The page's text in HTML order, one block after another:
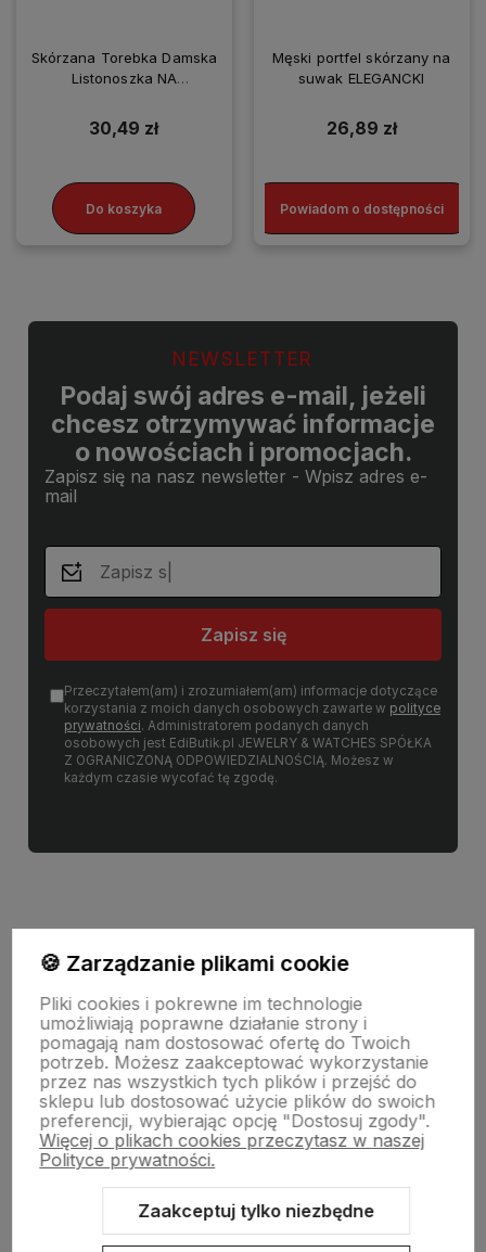
Skórzana Torebka Damska
Listonoszka NA
30,49 zł
Do koszyka
Męski portfel skórzany na
suwak ELEGANCKI
26,89 zł
Powiadom o dostępności
NEWSLETTER
Podaj swój adres e-mail, jeżeli
chcesz otrzymywać informacje
o nowościach i promocjach.
Zapisz się na nasz newsletter - Wpisz adres e-
mail
Zapisz się
Przeczytałem(am) i zrozumiałem(am) informacje dotyczące
korzystania z moich danych osobowych zawarte w polityce
prywatności. Administratorem podanych danych
osobowych jest EdiButik.pl JEWELRY & WATCHES SPÓŁKA
Z OGRANICZONĄ ODPOWIEDZIALNOŚCIĄ. Możesz w
każdym czasie wycofać tę zgodę.
Pomoc
Moje konto
Swiat Edibutik
🍪 Zarządzanie plikami cookie
Pliki cookies i pokrewne im technologie
umożliwiają poprawne działanie strony i
pomagają nam dostosować ofertę do Twoich
potrzeb. Możesz zaakceptować wykorzystanie
przez nas wszystkich tych plików i przejść do
sklepu lub dostosować użycie plików do swoich
preferencji, wybierając opcję "Dostosuj zgody".
Więcej o plikach cookies przeczytasz w naszej
Polityce prywatności.
Zaakceptuj tylko niezbędne